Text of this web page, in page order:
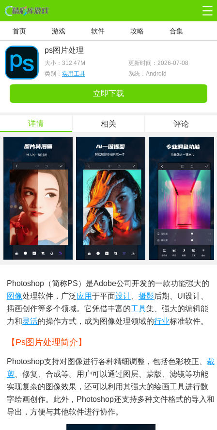
首页 游戏 软件 攻略 合集
ps图片处理
大小： 312.47M
更新时间：2026-07-08
类别： 实用工具 系统：Android
立即下载
详情 相关 评论
Photoshop（简称PS）是Adobe公司开发的一款功能强大的
图像处理软件，广泛应用于平面设计 摄影后期、UI设计、
插画创作等多个领域。它凭借丰富的工具集、强大的编辑能
力和灵活的操作方式，成为图像处理领域的行业标准软件。
【ps图片处理简介】
Photoshop支持对图像进行各种精细调整，包括色彩校正、 裁
剪 、修复、合成等。用户可以通过图层、蒙版、滤镜等功能
实现复杂的图像效果，还可以利用其强大的绘画工具进行数
字绘画创作。此外，Photoshop还支持多种文件格式的导入和
导出，方便与其他软件进行协作。